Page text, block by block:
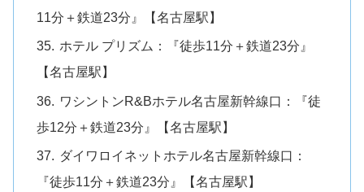
11分＋鉄道23分』【名古屋駅】
ホテル プリズム：『徒歩11分＋鉄道23分』
【名古屋駅】
ワシントンR&Bホテル名古屋新幹線口：『徒
歩12分＋鉄道23分』【名古屋駅】
ダイワロイネットホテル名古屋新幹線口：
『徒歩11分＋鉄道23分』【名古屋駅】